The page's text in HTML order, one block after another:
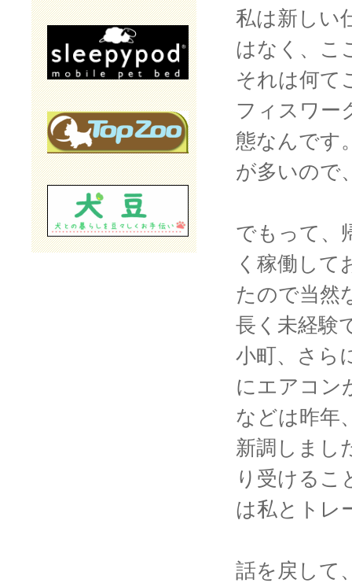
私は新しい
はなく、こ
それは何て
フィスワー
態なんです
が多いので
でもって、
く稼働して
たので当然
長く未経験
小町、さら
にエアコン
などは昨年
新調しまし
り受けるこ
は私とトレ
話を戻して